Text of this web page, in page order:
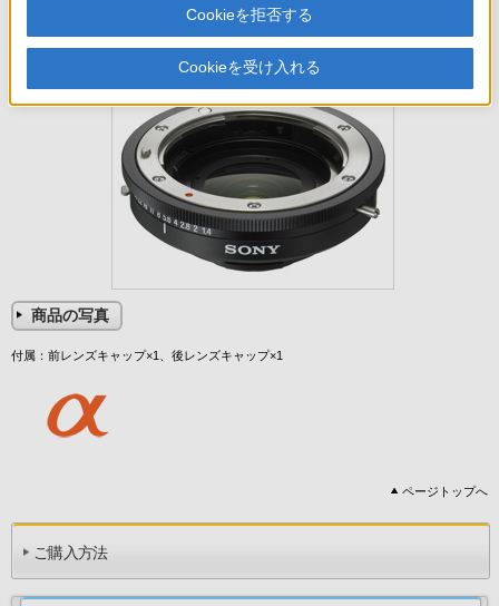
商品の写真
付属：前レンズキャップ×1、後レンズキャップ×1
ページトップへ
ご購入方法
Cookieを拒否する
Cookieを受け入れる